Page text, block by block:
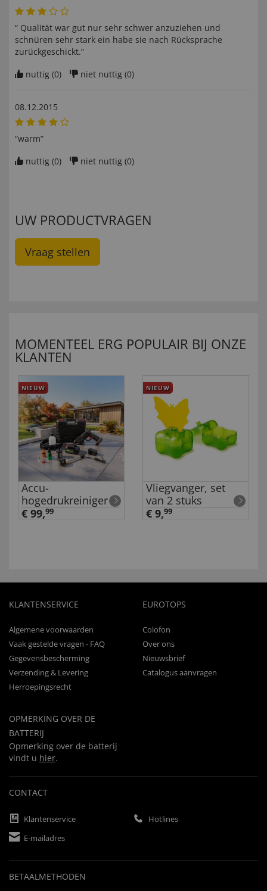
“ Qualität war gut nur sehr schwer anzuziehen und
schnüren sehr stark ein habe sie nach Rücksprache
zurückgeschickt.”
nuttig (0) niet nuttig (0)
08.12.2015
“warm”
nuttig (0) niet nuttig (0)
UW PRODUCTVRAGEN
Vraag stellen
MOMENTEEL ERG POPULAIR BIJ ONZE
KLANTEN
NIEUW
Accu-
hogedrukreiniger
€ 99,99
NIEUW
Vliegvanger, set
van 2 stuks
€ 9,99
KLANTENSERVICE
Algemene voorwaarden
Vaak gestelde vragen - FAQ
Gegevensbescherming
Verzending & Levering
Herroepingsrecht
OPMERKING OVER DE
BATTERIJ
Opmerking over de batterij
vindt u hier.
EUROTOPS
Colofon
Over ons
Nieuwsbrief
Catalogus aanvragen
CONTACT
Klantenservice
Hotlines
E-mailadres
BETAALMETHODEN